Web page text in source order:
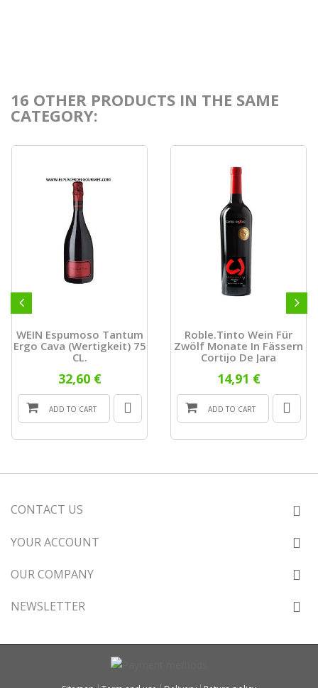
16 OTHER PRODUCTS IN THE SAME
CATEGORY:
WEIN Espumoso Tantum
Ergo Cava (Wertigkeit) 75
CL.
32,60 €
ADD TO CART
Roble.tinto Wein Für
Zwölf Monate In Fässern
Cortijo De Jara
14,91 €
ADD TO CART
CONTACT US
YOUR ACCOUNT
OUR COMPANY
NEWSLETTER